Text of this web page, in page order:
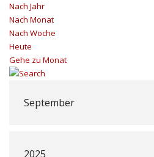
Nach Jahr
Nach Monat
Nach Woche
Heute
Gehe zu Monat